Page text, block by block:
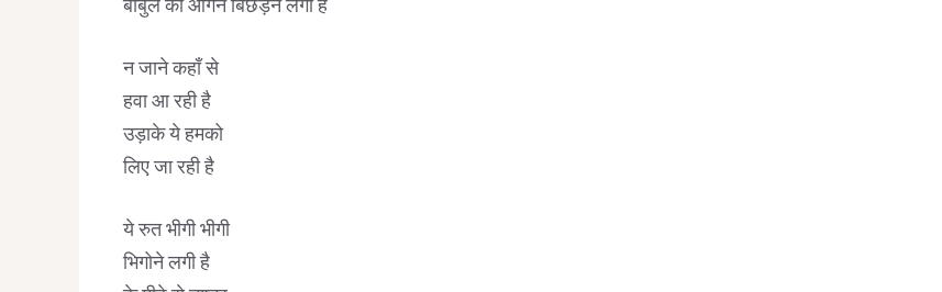
बाबुल का आँगन बिछड़ने लगा है
न जाने कहाँ से
हवा आ रही है
उड़ाके ये हमको
लिए जा रही है
ये रुत भीगी भीगी
भिगोने लगी है